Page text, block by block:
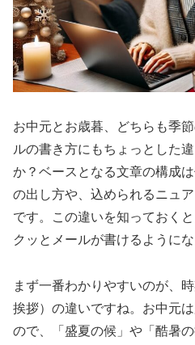
お中元とお歳暮、どちらも季
ルの書き方にもちょっとした
か？ベースとなる文章の構成
の出し方や、込められるニュ
です。この違いを知っておく
クッとメールが書けるようにな
まず一番わかりやすいのが、
挨拶）の違いですね。お中元
ので、「盛夏の候」や「酷暑